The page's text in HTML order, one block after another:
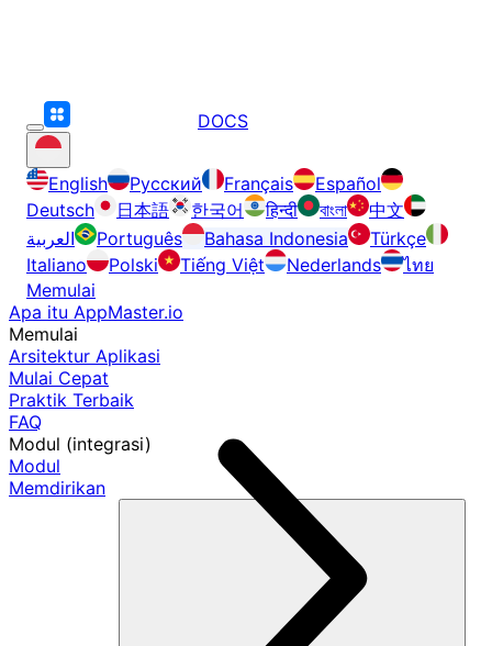
DOCS
English Русский Français
Español
Deutsch
日本語 한국어 हिन्दी বাংলা
中文
العربية
Português Bahasa Indonesia
Türkçe
Italiano
Polski Tiếng Việt Nederlands
ไทย
Memulai
Apa itu AppMaster.io
Memulai
Arsitektur Aplikasi
Mulai Cepat
Praktik Terbaik
FAQ
Modul (integrasi)
Modul
Memdirikan